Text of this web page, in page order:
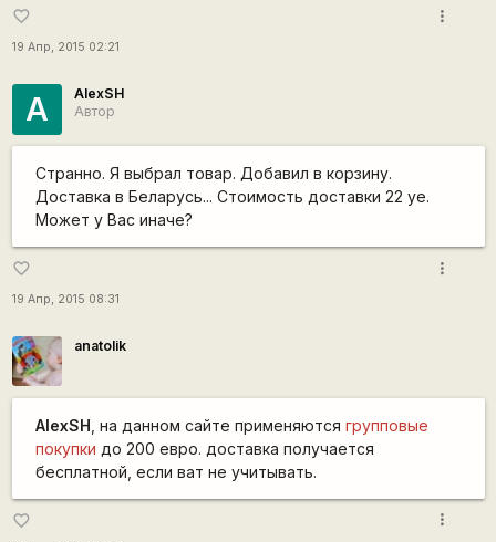
favorite_border
19 Апр, 2015 02:21
more_vert
A
AlexSH
Автор
Странно. Я выбрал товар. Добавил в корзину.
Доставка в Беларусь... Стоимость доставки 22 уе.
Может у Вас иначе?
favorite_border
19 Апр, 2015 08:31
more_vert
anatolik
AlexSH , на данном сайте применяются групповые
покупки до 200 евро. доставка получается
бесплатной, если ват не учитывать.
favorite_border more_vert